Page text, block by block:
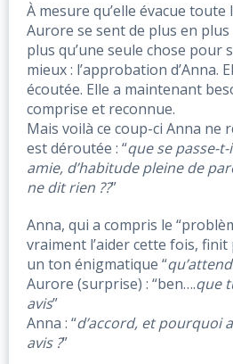
À mesure qu’elle évacue
Aurore se sent de plus en
plus qu’une seule chose pour
mieux : l’approbation d’Anna.
écoutée. Elle a maintenant
comprise et reconnue.
Mais voilà ce coup-ci Anna ne
est déroutée : “que se passe-
amie, d’habitude pleine de
ne dit rien ??”
Anna, qui a compris le
vraiment l’aider cette fois,
un ton énigmatique “
Aurore (surprise) : “ben….que
avis”
Anna : “d’accord, et pourquoi
avis ?”